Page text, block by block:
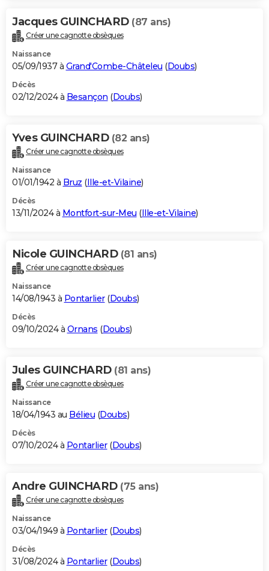
Jacques GUINCHARD (87 ans)
Créer une cagnotte obsèques
Naissance
05/09/1937 à Grand'Combe-Châteleu (Doubs)
Décès
02/12/2024 à Besançon (Doubs)
Yves GUINCHARD (82 ans)
Créer une cagnotte obsèques
Naissance
01/01/1942 à Bruz (Ille-et-Vilaine)
Décès
13/11/2024 à Montfort-sur-Meu (Ille-et-Vilaine)
Nicole GUINCHARD (81 ans)
Créer une cagnotte obsèques
Naissance
14/08/1943 à Pontarlier(Doubs)
Décès
09/10/2024 à Ornans (Doubs)
Jules GUINCHARD (81 ans)
Créer une cagnotte obsèques
Naissance
18/04/1943 au Bélieu (Doubs)
Décès
07/10/2024 à Pontarlier(Doubs)
Andre GUINCHARD (75 ans)
Créer une cagnotte obsèques
Naissance
03/04/1949 à Pontarlier(Doubs)
Décès
31/08/2024 à Pontarlier(Doubs)